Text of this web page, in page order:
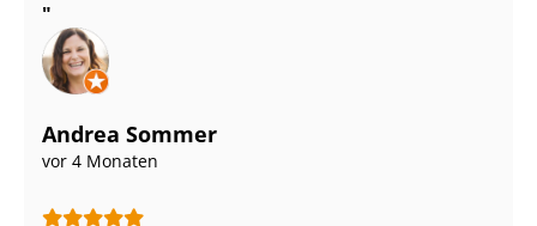
Andrea Sommer
vor 4 Monaten